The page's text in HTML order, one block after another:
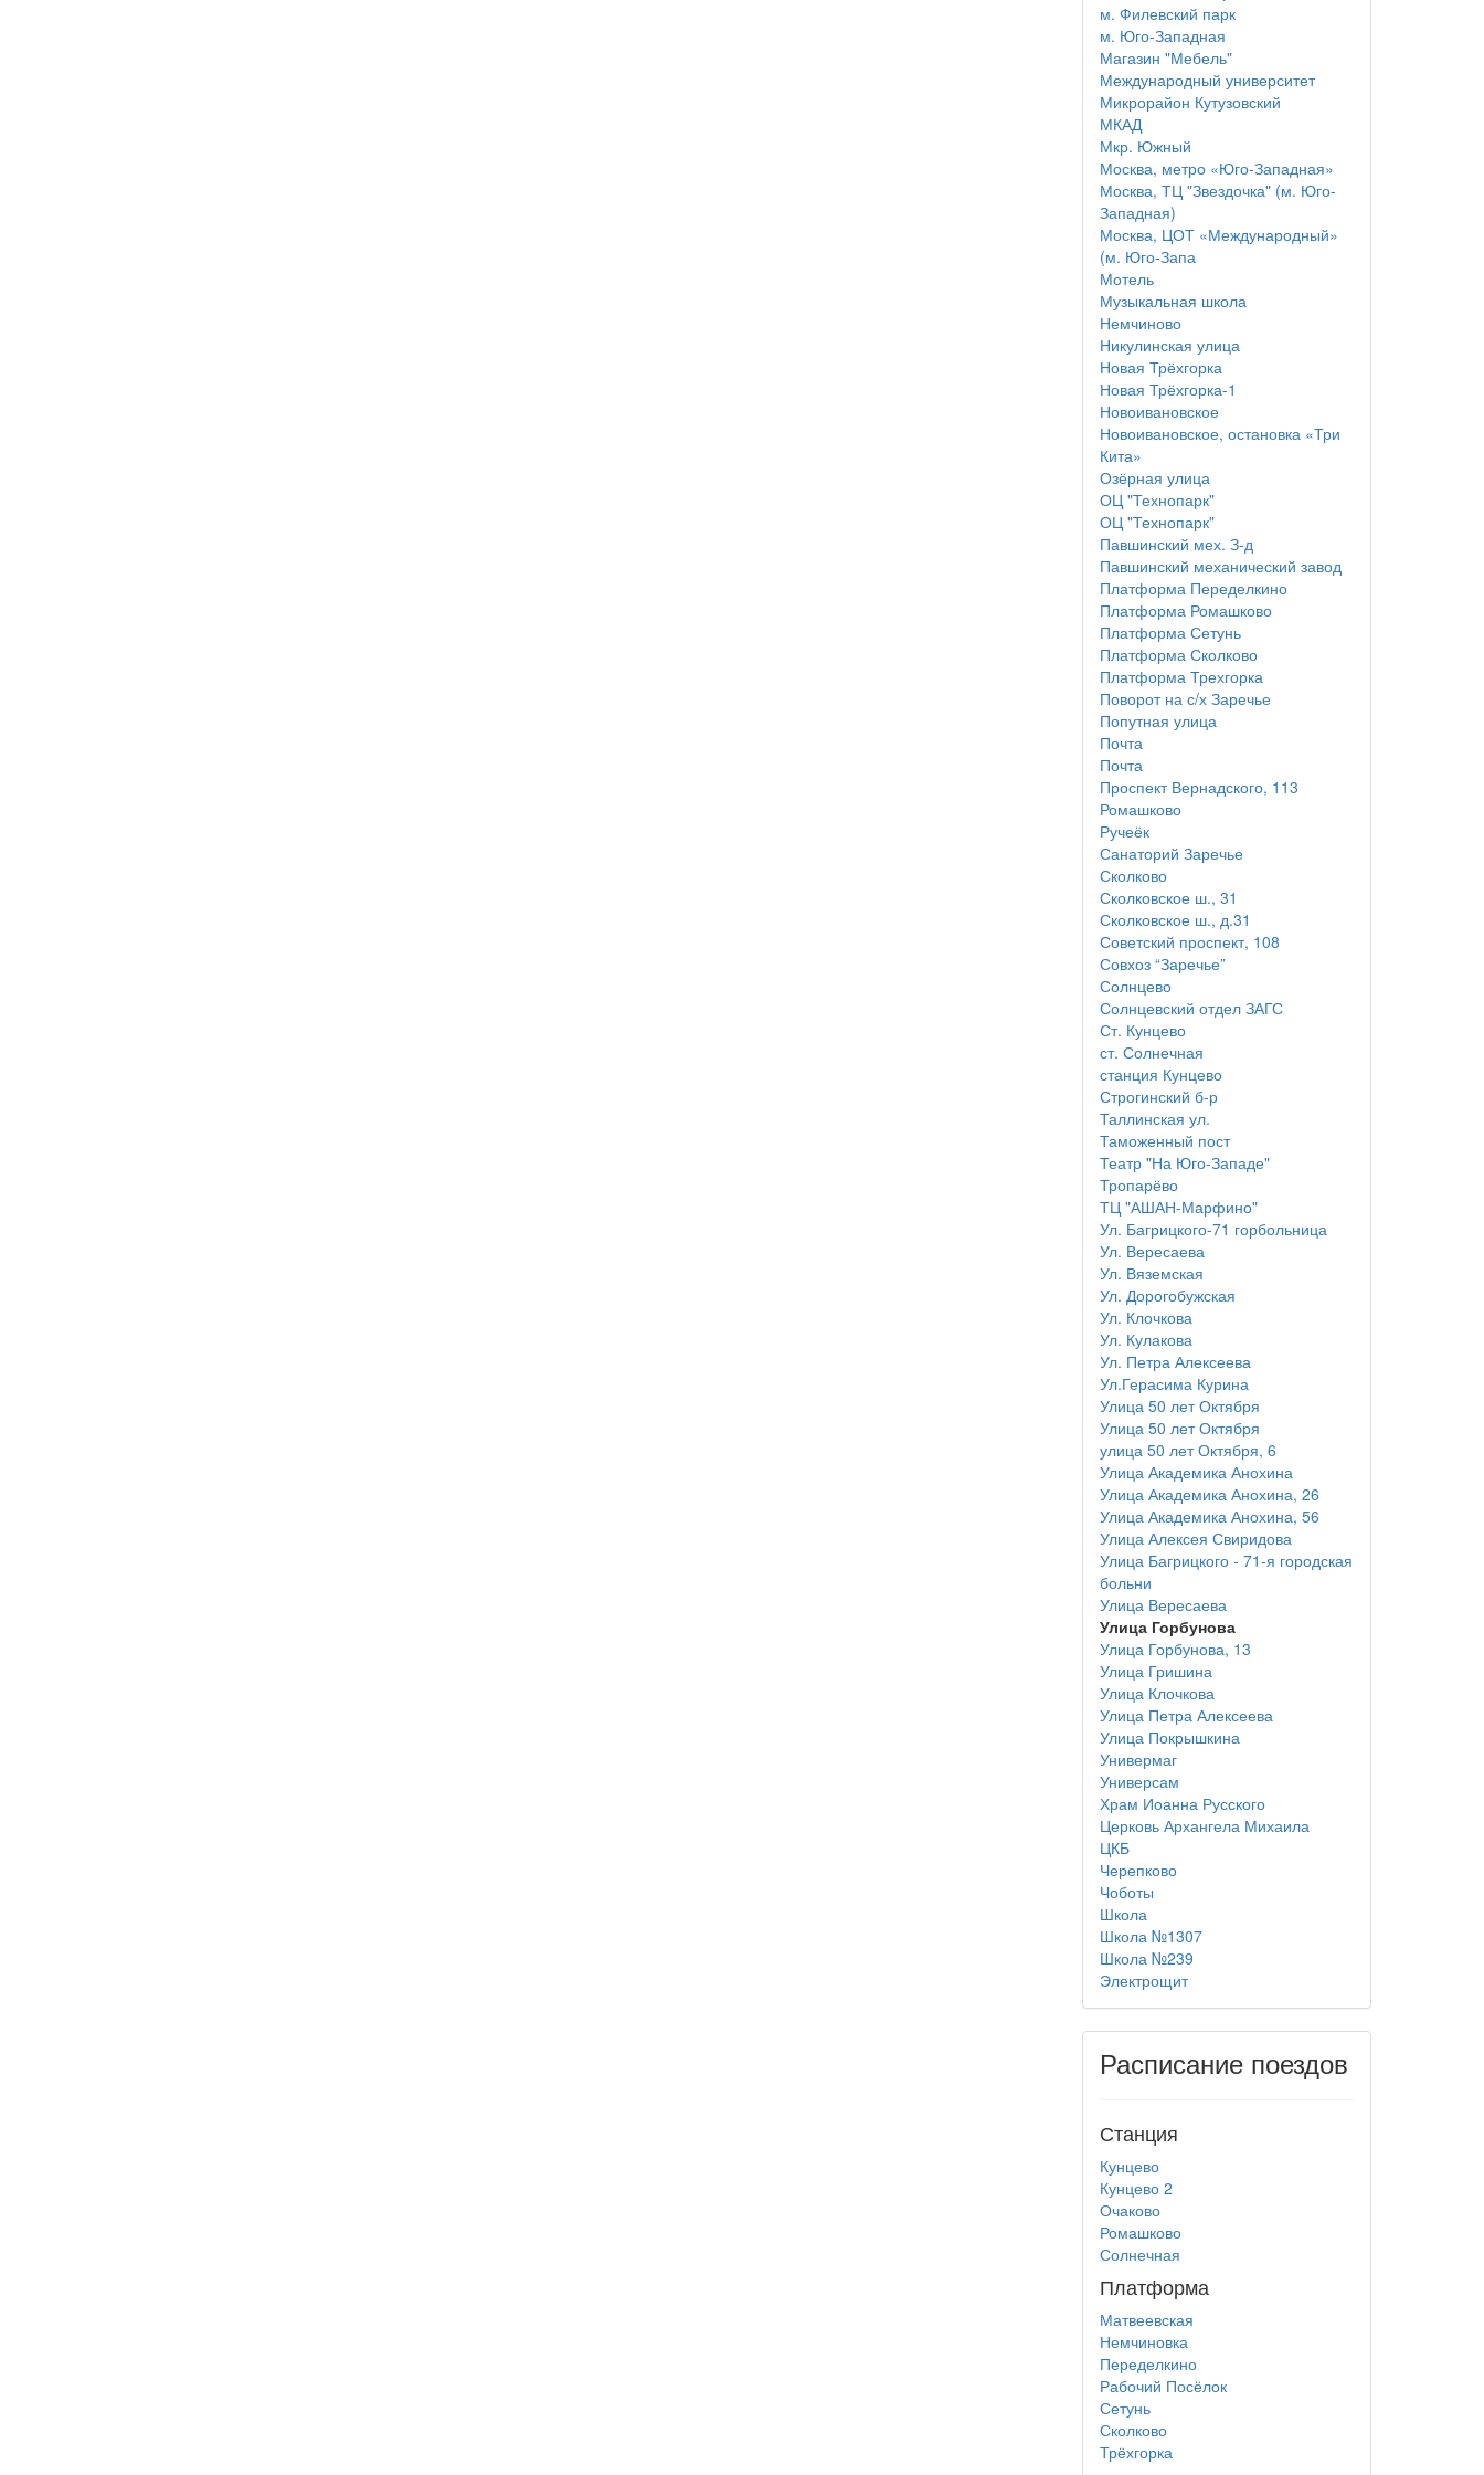
м. Филевский парк
м. Юго-Западная
Магазин "Мебель"
Международный университет
Микрорайон Кутузовский
МКАД
Мкр. Южный
Москва, метро «Юго-Западная»
Москва, ТЦ "Звездочка" (м. Юго-
Западная)
Москва, ЦОТ «Международный»
(м. Юго-Запа
Мотель
Музыкальная школа
Немчиново
Никулинская улица
Новая Трёхгорка
Новая Трёхгорка-1
Новоивановское
Новоивановское, остановка «Три
Кита»
Озёрная улица
ОЦ "Технопарк"
ОЦ "Технопарк"
Павшинский мех. З-д
Павшинский механический завод
Платформа Переделкино
Платформа Ромашково
Платформа Сетунь
Платформа Сколково
Платформа Трехгорка
Поворот на с/х Заречье
Попутная улица
Почта
Почта
Проспект Вернадского, 113
Ромашково
Ручеёк
Санаторий Заречье
Сколково
Сколковское ш., 31
Сколковское ш., д.31
Советский проспект, 108
Совхоз “Заречье”
Солнцево
Солнцевский отдел ЗАГС
Ст. Кунцево
ст. Солнечная
станция Кунцево
Строгинский б-р
Таллинская ул.
Таможенный пост
Театр "На Юго-Западе"
Тропарёво
ТЦ "АШАН-Марфино"
Ул. Багрицкого-71 горбольница
Ул. Вересаева
Ул. Вяземская
Ул. Дорогобужская
Ул. Клочкова
Ул. Кулакова
Ул. Петра Алексеева
Ул.Герасима Курина
Улица 50 лет Октября
Улица 50 лет Октября
улица 50 лет Октября, 6
Улица Академика Анохина
Улица Академика Анохина, 26
Улица Академика Анохина, 56
Улица Алексея Свиридова
Улица Багрицкого - 71-я городская
больни
Улица Вересаева
Улица Горбунова
Улица Горбунова, 13
Улица Гришина
Улица Клочкова
Улица Петра Алексеева
Улица Покрышкина
Универмаг
Универсам
Храм Иоанна Русского
Церковь Архангела Михаила
ЦКБ
Черепково
Чоботы
Школа
Школа №1307
Школа №239
Электрощит
Расписание поездов
Станция
Кунцево
Кунцево 2
Очаково
Ромашково
Солнечная
Платформа
Матвеевская
Немчиновка
Переделкино
Рабочий Посёлок
Сетунь
Сколково
Трёхгорка